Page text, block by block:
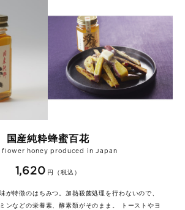
国産純粋蜂蜜百花
flower honey produced in Japan
1,620 円（税込）
が特徴のはちみつ。加熱殺菌処理を行わないので、
ンなどの栄養素、酵素類がそのまま。 トーストやヨ